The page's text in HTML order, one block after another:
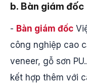
b. Bàn giám đốc
- Bàn giám đốc
công nghiệp cao
veneer, gỗ sơn
kết hợp thêm với